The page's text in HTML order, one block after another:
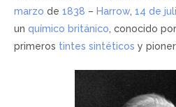
marzo de 1838 – Harrow, 14 de
un químico británico, conocido
primeros tintes sintéticos y